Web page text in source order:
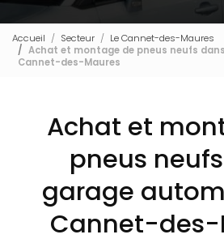
Accueil Secteur
Le Cannet-des-Maures
Achat et montage de pneus neufs
Cannet-des-Maures
Achat et
pneus
garage
Cannet-des-